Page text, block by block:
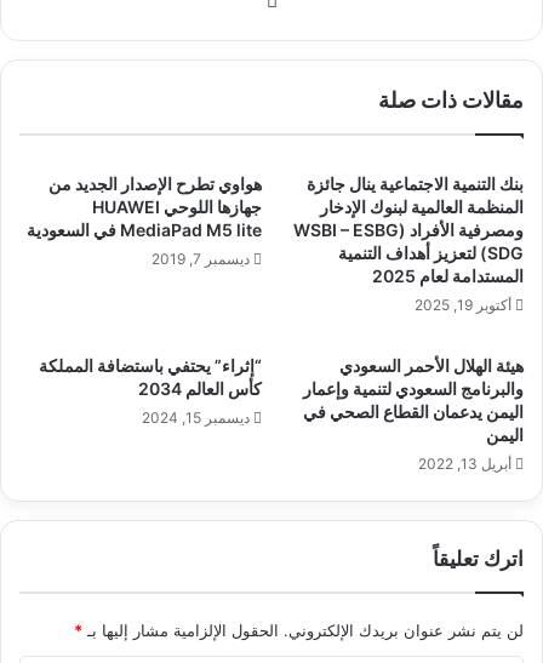
مقالات ذات صلة
بنك التنمية الاجتماعية ينال جائزة
المنظمة العالمية لبنوك الإدخار
ومصرفية الأفراد (WSBI – ESBG
SDG) لتعزيز أهداف التنمية
المستدامة لعام 2025
أكتوبر 19, 2025
هواوي تطرح الإصدار الجديد من
جهازها اللوحي HUAWEI
MediaPad M5 lite في السعودية
ديسمبر 7, 2019
هيئة الهلال الأحمر السعودي
والبرنامج السعودي لتنمية وإعمار
اليمن يدعمان القطاع الصحي في
اليمن
أبريل 13, 2022
“إثراء” يحتفي باستضافة المملكة
كأس العالم 2034
ديسمبر 15, 2024
اترك تعليقاً
لن يتم نشر عنوان بريدك الإلكتروني. الحقول الإلزامية مشار إليها بـ *